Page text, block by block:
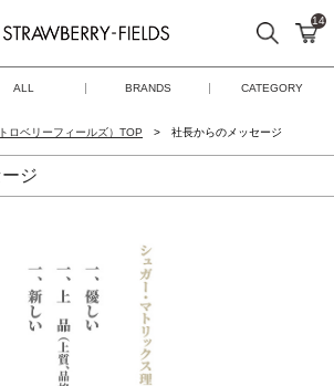
STRAWBERRY-FIELDS
検索 カ
14
ALL BRANDS CATEGORY
ロベリーフィールズ）TOP 社長からのメッセージ
ジ